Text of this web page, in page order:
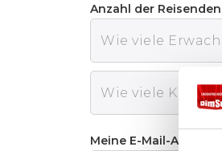
Anzahl der Reisenden
Meine E-Mail-Adresse: